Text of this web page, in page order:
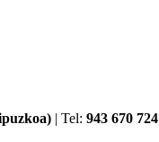
| Tel: 943 670 724